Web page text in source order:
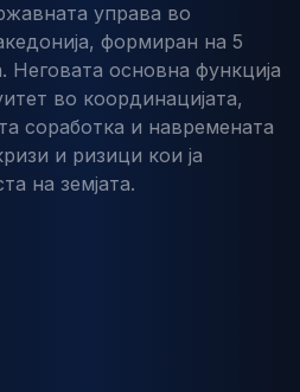
управа во
формиран на 5
основна функција
во координацијата,
соработка и навремената
и ризици кои ја
на земјата.